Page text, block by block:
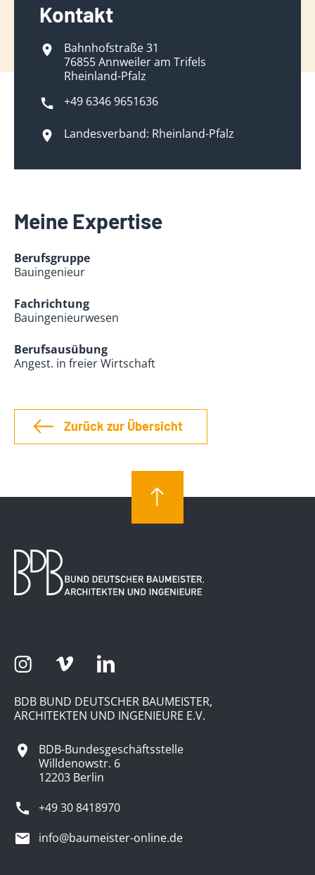
Kontakt
Bahnhofstraße 31
76855 Annweiler am Trifels
Rheinland-Pfalz
+49 6346 9651636
Landesverband: Rheinland-Pfalz
Meine Expertise
Berufsgruppe
Bauingenieur
Fachrichtung
Bauingenieurwesen
Berufsausübung
Angest. in freier Wirtschaft
Zurück zur Übersicht
BDB BUND DEUTSCHER BAUMEISTER,
ARCHITEKTEN UND INGENIEURE E.V.
BDB-Bundesgeschäftsstelle
Willdenowstr. 6
12203 Berlin
+49 30 8418970
info@baumeister-online.de